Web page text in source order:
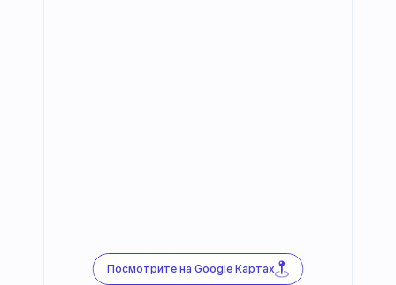
Посмотрите на Google Картах